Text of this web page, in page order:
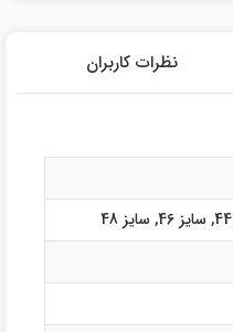
نظرات کاربران
, سایز 46 , سایز 48